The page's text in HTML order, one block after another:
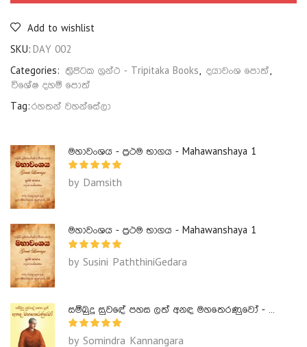
Add to wishlist
SKU: DAY 002
Categories: ත්‍රිපිටක ග්‍රන්ථ - Tripitaka Books, දයාවංශ පොත්,
විශේෂ දහම් පොත්
Tag:රහතන් වහන්සේලා
මහාවංශය - ප්‍රථම භාගය - Mahawanshaya 1
by Damsith
මහාවංශය - ප්‍රථම භාගය - Mahawanshaya 1
by Susini PaththiniGedara
සම්බුදු සුවඳේ පහස ලත් අනඳ මහතෙරණුවෝ - Ananda Maha Theranuwo
by Somindra Kannangara